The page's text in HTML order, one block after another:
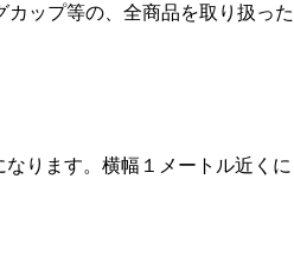
ップ等の、全商品を取り扱っ
ります。横幅１メートル近く